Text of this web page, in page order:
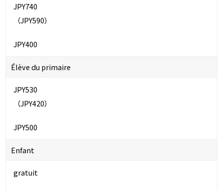
JPY740
（JPY590）
JPY400
Élève du primaire
JPY530
（JPY420）
JPY500
Enfant
gratuit